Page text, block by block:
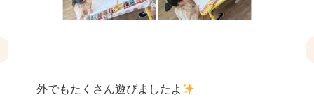
外でもたくさん遊びましたよ